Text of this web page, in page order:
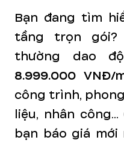
Bạn đang tìm
tầng trọn gói?
thường dao
8.999.000 VNĐ/
công trình,
liệu, nhân
bạn báo giá